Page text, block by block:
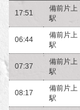
17:51
備前片上
駅
06:44
備前片上
駅
07:37
備前片上
駅
08:17
備前片上
駅